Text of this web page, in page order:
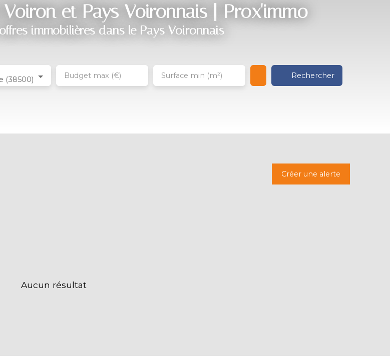
et Pays Voironnais | Prox'immo
immobilières dans le Pays Voironnais
(38500) Budget max (€) Surface min (m²) Rechercher
Créer une alerte
Aucun résultat